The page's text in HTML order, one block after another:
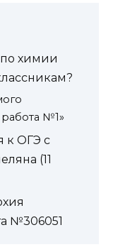
химии
№1»
к ОГЭ с
(11
№306051